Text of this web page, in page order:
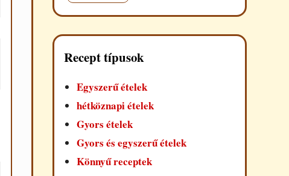
Recept típusok
Egyszerű ételek
hétköznapi ételek
Gyors ételek
Gyors és egyszerű ételek
Könnyű receptek